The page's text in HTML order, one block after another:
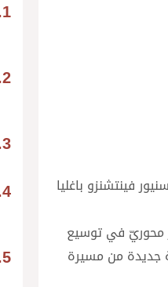
فينتشنزو باغليا
تولّيه أمانتها العامة منذ العام 2011، واضطلع بدور محوريّ في توسيع
جديدة من مسيرة